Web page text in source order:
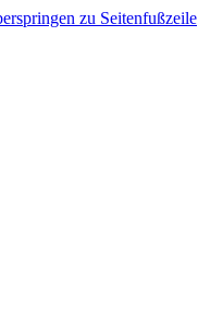
zu Seitenfußzeile